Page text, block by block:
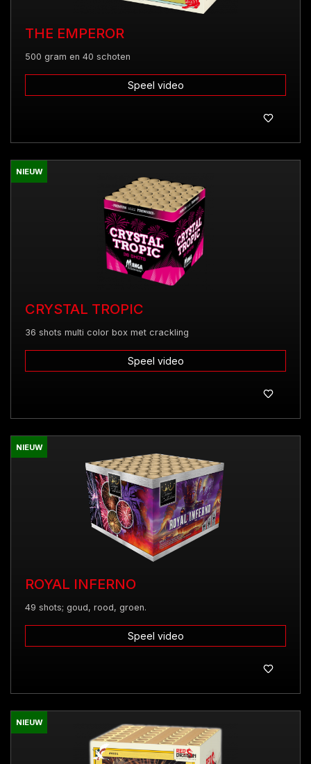
THE EMPEROR
500 gram en 40 schoten
Speel video
NIEUW
CRYSTAL TROPIC
36 shots multi color box met crackling
Speel video
NIEUW
ROYAL INFERNO
49 shots; goud, rood, groen.
Speel video
NIEUW